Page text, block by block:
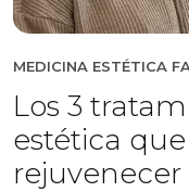
MEDICINA ESTÉTICA
Los 3
estética